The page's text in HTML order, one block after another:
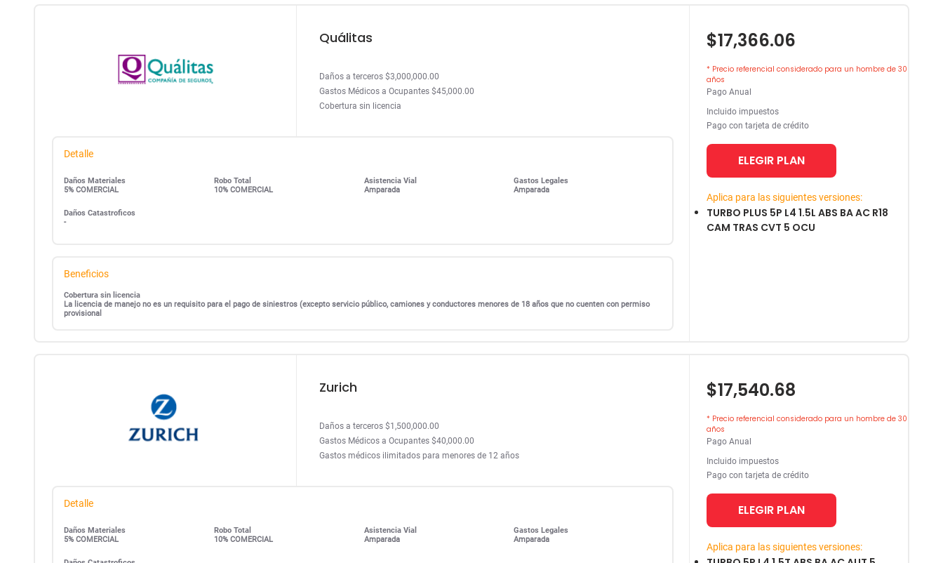
Quálitas
Daños a terceros $3,000,000.00
Gastos Médicos a Ocupantes $45,000.00
Cobertura sin licencia
Detalle
Daños Materiales
5% COMERCIAL
Robo Total
10% COMERCIAL
Asistencia Vial
Amparada
Gastos Legales
Amparada
Daños Catastroficos
-
Beneficios
Cobertura sin licencia
La licencia de manejo no es un requisito para el pago de siniestros (excepto servicio público, camiones y conductores menores de 18 años que no cuenten con permiso
provisional
$17,366.06
* Precio referencial considerado para un hombre de 30
años
Pago Anual
Incluido impuestos
Pago con tarjeta de crédito
ELEGIR PLAN
Aplica para las siguientes versiones:
TURBO PLUS 5P L4 1.5L ABS BA AC R18
CAM TRAS CVT 5 OCU
Zurich
Daños a terceros $1,500,000.00
Gastos Médicos a Ocupantes $40,000.00
Gastos médicos ilimitados para menores de 12 años
Detalle
Daños Materiales
5% COMERCIAL
Robo Total
10% COMERCIAL
Asistencia Vial
Amparada
Gastos Legales
Amparada
$17,540.68
* Precio referencial considerado para un hombre de 30
años
Pago Anual
Incluido impuestos
Pago con tarjeta de crédito
ELEGIR PLAN
Aplica para las siguientes versiones: